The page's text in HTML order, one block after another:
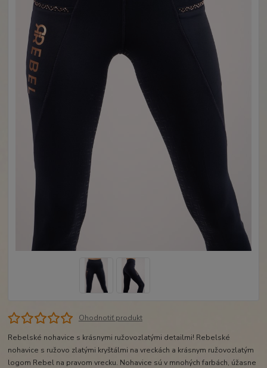
Ohodnotiť produkt
Rebelské nohavice s krásnymi ružovozlatými detailmi! Rebelské
nohavice s ružovo zlatými kryštálmi na vreckách a krásnym ružovozlatým
logom Rebel na pravom vrecku. Nohavice sú v mnohých farbách, úžasne